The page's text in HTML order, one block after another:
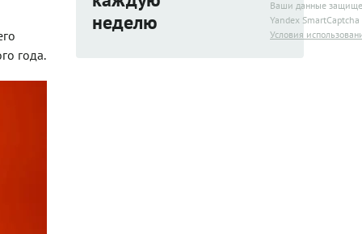
года.
неделю
Ваши данные
Yandex SmartCaptcha
Условия